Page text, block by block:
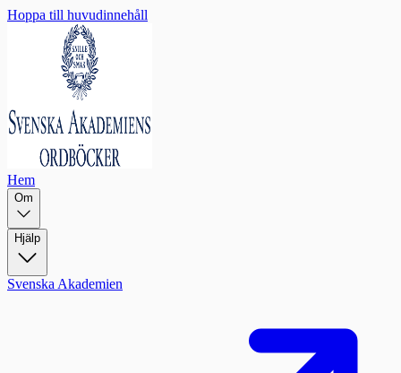
Hoppa till huvudinnehåll
Hem
Om
Hjälp
Svenska Akademien